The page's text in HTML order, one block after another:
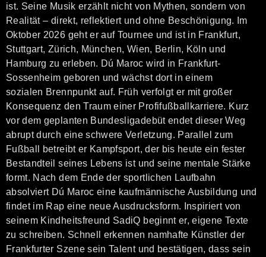
ist. Seine Musik erzählt nicht von Mythen, sondern von
Realität – direkt, reflektiert und ohne Beschönigung. Im
Oktober 2026 geht er auf Tournee und ist in Frankfurt,
Stuttgart, Zürich, München, Wien, Berlin, Köln und
Hamburg zu erleben. Dú Maroc wird in Frankfurt-
Sossenheim geboren und wächst dort in einem
sozialen Brennpunkt auf. Früh verfolgt er mit großer
Konsequenz den Traum einer Profifußballkarriere. Kurz
vor dem geplanten Bundesligadebüt endet dieser Weg
abrupt durch eine schwere Verletzung. Parallel zum
Fußball betreibt er Kampfsport, der bis heute ein fester
Bestandteil seines Lebens ist und seine mentale Stärke
formt. Nach dem Ende der sportlichen Laufbahn
absolviert Dú Maroc eine kaufmännische Ausbildung und
findet im Rap eine neue Ausdrucksform. Inspiriert von
seinem Kindheitsfreund SadiQ beginnt er, eigene Texte
zu schreiben. Schnell erkennen namhafte Künstler der
Frankfurter Szene sein Talent und bestätigen, dass sein